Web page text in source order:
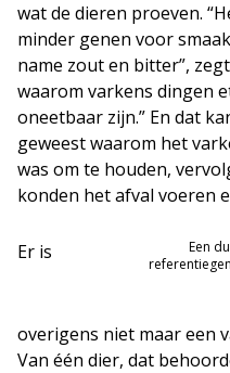
wat de dieren proeven.
minder genen voor
name zout en bitter”,
waarom varkens dingen
oneetbaar zijn.” En dat
geweest waarom het
was om te houden,
konden het afval voeren
Een
Er is
overigens niet maar een
Van één dier, dat